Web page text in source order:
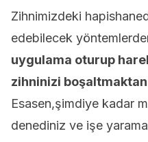
Zihnimizdeki
edebilecek
uygulama oturup
zihninizi
Esasen,şimdiye kadar
denediniz ve işe